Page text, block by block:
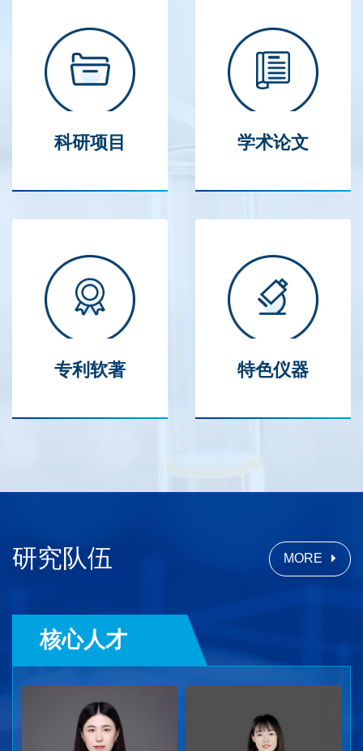
科研项目 学术论文
专利软著 特色仪器
研究队伍 MORE
核心人才